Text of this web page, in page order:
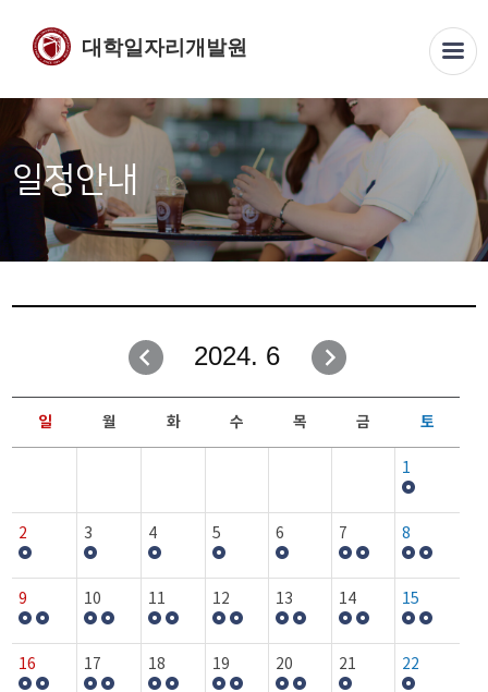
대학일자리개발원
일정안내
2024. 6
일 월 화 수 목 금 토
1
2 3 4 5 6 7 8
9 10 11 12 13 14 15
16 17 18 19 20 21 22